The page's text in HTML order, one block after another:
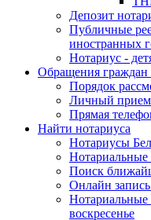
Депозит
Публичные
иностранных
Нотариус -
Обращения
Порядок
Личный прием
Прямая
Найти нотариуса
Нотариусы
Нотариальные
Поиск
Онлайн
воскресенье